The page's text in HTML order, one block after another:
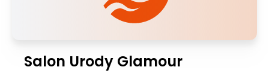
Salon Urody Glamour